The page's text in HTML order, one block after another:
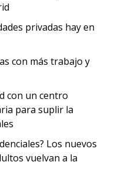
privadas hay en
con más trabajo y
con un centro
para suplir la
Los nuevos
vuelvan a la